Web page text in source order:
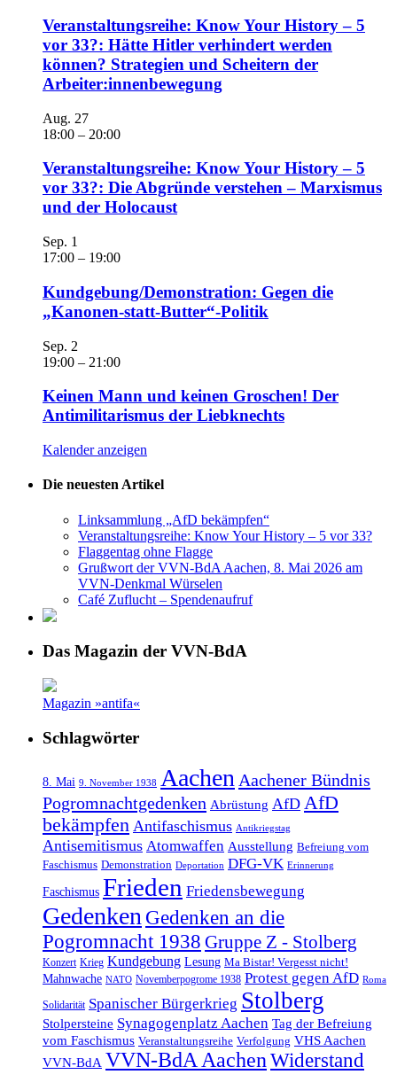
Veranstaltungsreihe: Know Your History – 5
vor 33?: Hätte Hitler verhindert werden
können? Strategien und Scheitern der
Arbeiter:innenbewegung
Aug. 27
18:00 – 20:00
Veranstaltungsreihe: Know Your History – 5
vor 33?: Die Abgründe verstehen – Marxismus
und der Holocaust
Sep. 1
17:00 – 19:00
Kundgebung/Demonstration: Gegen die
„Kanonen-statt-Butter“-Politik
Sep. 2
19:00 – 21:00
Keinen Mann und keinen Groschen! Der
Antimilitarismus der Liebknechts
Kalender anzeigen
Die neuesten Artikel
Linksammlung „AfD bekämpfen“
Veranstaltungsreihe: Know Your History – 5 vor 33?
Flaggentag ohne Flagge
Grußwort der VVN-BdA Aachen, 8. Mai 2026 am
VVN-Denkmal Würselen
Café Zuflucht – Spendenaufruf
Das Magazin der VVN-BdA
Magazin »antifa«
Schlagwörter
8. Mai 9. November 1938 AachenAachener Bündnis
Pogromnachtgedenken Abrüstung AfD AfD
bekämpfen Antifaschismus Antikriegstag
Antisemitismus Atomwaffen Ausstellung Befreiung vom
Faschismus Demonstration Deportation DFG-VK Erinnerung
Faschismus Frieden Friedensbewegung
Gedenken Gedenken an die
Pogromnacht 1938 Gruppe Z - Stolberg
Konzert Krieg Kundgebung Lesung Ma Bistar! Vergesst nicht!
Mahnwache NATO Novemberpogrome 1938 Protest gegen AfD Roma
Solidarität Spanischer Bürgerkrieg Stolberg
Stolpersteine Synagogenplatz Aachen Tag der Befreiung
vom Faschismus Veranstaltungsreihe Verfolgung VHS Aachen
VVN-BdA VVN-BdA AachenWiderstand